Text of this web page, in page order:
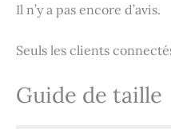
Il n’y a pas encore d’avis.
Seuls les clients
Guide de taille